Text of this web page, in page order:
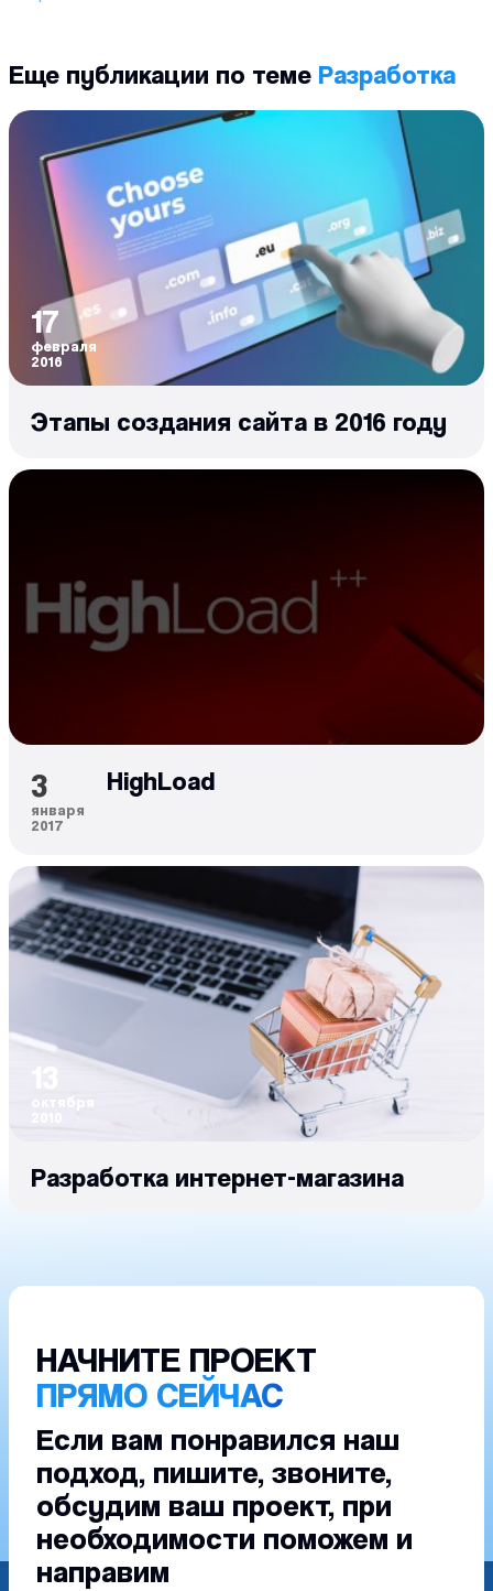
Еще публикации по теме Разработка
17
февраля
2016
Этапы создания сайта в 2016 году
3
января
2017
HighLoad
Разработка интернет-магазина
НАЧНИТЕ ПРОЕКТ
ПРЯМО СЕЙЧАС
Если вам понравился наш
подход, пишите, звоните,
обсудим ваш проект, при
необходимости поможем и
направим